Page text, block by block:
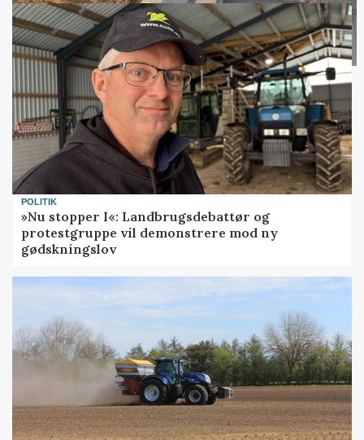
POLITIK
»Nu stopper I«: Landbrugsdebattør og
protestgruppe vil demonstrere mod ny
gødskningslov